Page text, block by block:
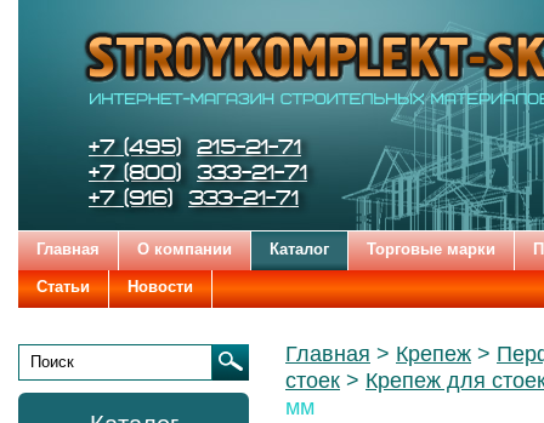
STROYKOMPLEKT-SK
отделочные
материалы
Телефоны:
+7 (495)
215-21-71
+7 (800)
333-21-71
+7 (916)
333-21-71
Главная О компании Каталог Торговые марки
Статьи Новости
Родительские
страницы:
Главная Крепеж
стоек
Крепеж для
мм
Поиск